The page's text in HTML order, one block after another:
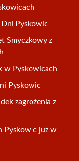
Dni Pyskowic
Smyczkowy z
w Pyskowicach
Pyskowic
zagrożenia z
Pyskowic już w